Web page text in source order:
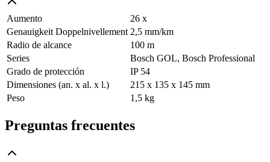
Aumento
26 x
Genauigkeit Doppelnivellement 2,5 mm/km
Radio de alcance
100 m
Series
Bosch GOL, Bosch Professional
Grado de protección
IP 54
Dimensiones (an. x al. x l.)
215 x 135 x 145 mm
Peso
1,5 kg
Preguntas frecuentes